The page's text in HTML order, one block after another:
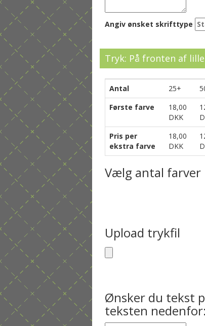
Angiv ønsket skrifttype
Tryk: På fronten af
Antal 25+
Første farve
18,00
DKK
Pris per
ekstra farve
18,00
DKK
Vælg antal farver
Upload trykfil
Ønsker du tekst
teksten nedenfor: